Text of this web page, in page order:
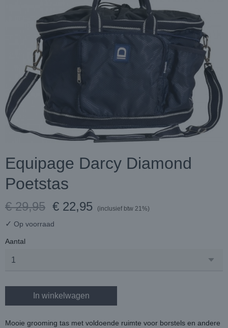
Equipage Darcy Diamond
Poetstas
€ 29,95 € 22,95 (inclusief btw 21%)
✓ Op voorraad
Aantal
In winkelwagen
Mooie grooming tas met voldoende ruimte voor borstels en andere